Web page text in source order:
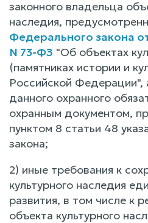
законного владельца
наследия,
Федерального закона
N 73-ФЗ "Об объектах
(памятниках истории и
Российской Федерации",
данного охранного
охранным документом,
пунктом 8 статьи 48
закона;
2) иные требования к
культурного наследия
развития, в том числе к
объекта культурного